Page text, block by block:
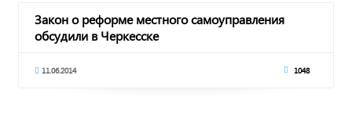
Закон о реформе местного самоуправления
обсудили в Черкесске
11.06.2014 1048